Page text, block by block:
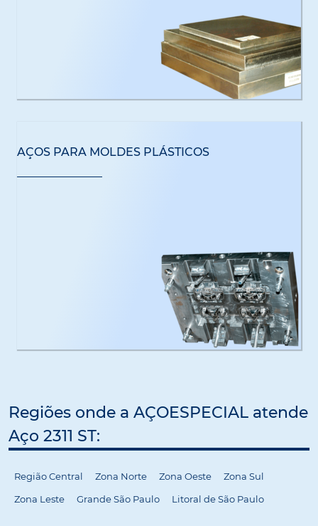
AÇOS PARA MOLDES PLÁSTICOS
Regiões onde a AÇOESPECIAL atende
Aço 2311 ST:
Região Central Zona Norte Zona Oeste
Zona Sul
Zona Leste
Grande São Paulo Litoral de São Paulo